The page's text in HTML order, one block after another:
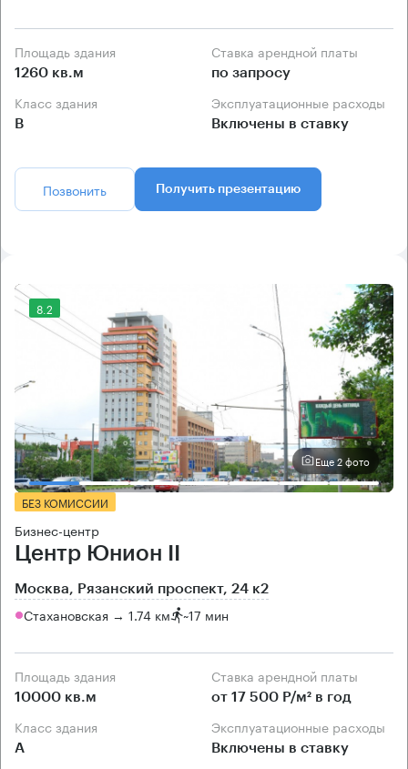
Площадь здания
1260 кв.м
Ставка арендной платы
по запросу
Класс здания
B
Эксплуатационные расходы
Включены в ставку
Позвонить Получить презентацию
8.2
Еще 2 фото
БЕЗ КОМИССИИ
Бизнес-центр
Центр Юнион II
Москва, Рязанский проспект, 24 к2
Стахановская → 1.74 км ~17 мин
Площадь здания
10000 кв.м
Ставка арендной платы
от 17 500 Р/м² в год
Класс здания
А
Эксплуатационные расходы
Включены в ставку